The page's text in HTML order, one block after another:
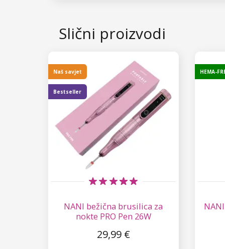
Slični proizvodi
NANI bežična brusilica za
nokte PRO Pen 26W
29,99 €
Naš savjet
Bestseller
HEMA-